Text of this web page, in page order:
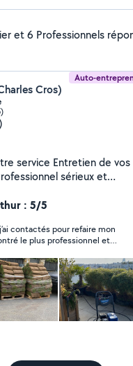
et 6 Professionnels
Auto-
Cros)
de vos
de vos extérieurs.
régulier ou ponctuel, en
à votre planning.
et discrète, avec le souci
Paris
parisienne
: 5/5
contactés pour refaire mon
le plus professionnel et